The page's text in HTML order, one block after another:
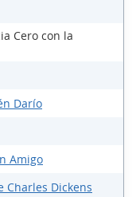
Cero con la
Darío
Amigo
Dickens